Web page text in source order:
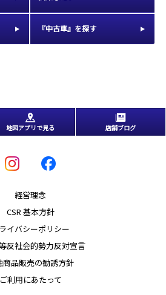
『中古車』を探す
地図アプリで見る 店舗ブログ
経営理念
CSR 基本方針
イバシーポリシー
反社会的勢力反対宣言
商品販売の勧誘方針
ご利用にあたって